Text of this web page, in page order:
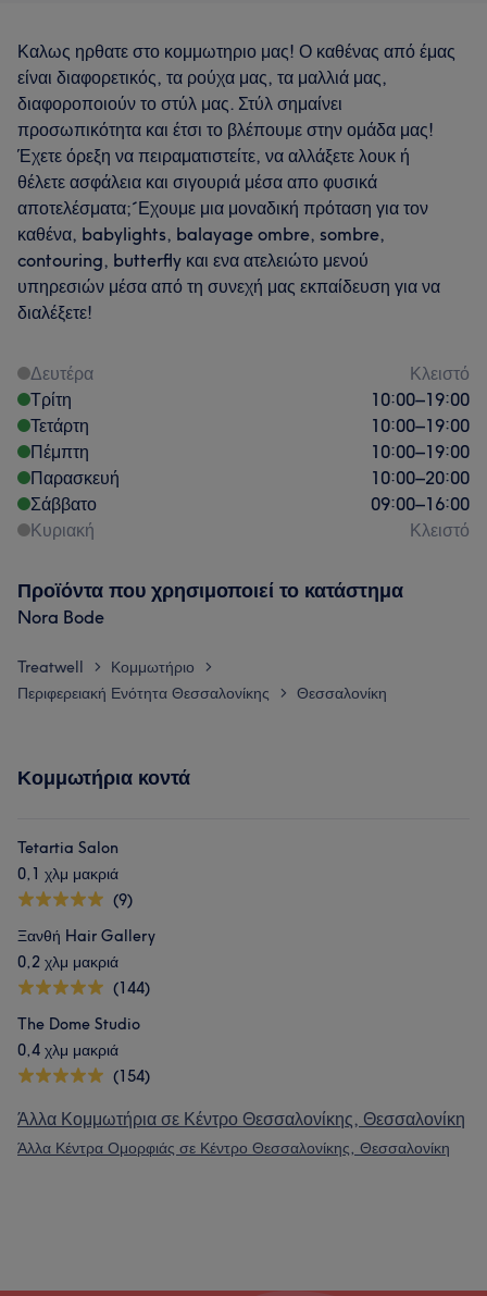
Καλως ηρθατε στο κομμωτηριο μας! Ο καθένας από έμας
είναι διαφορετικός, τα ρούχα μας, τα μαλλιά μας,
διαφοροποιούν το στύλ μας. Στύλ σημαίνει
προσωπικότητα και έτσι το βλέπουμε στην ομάδα μας!
Έχετε όρεξη να πειραματιστείτε, να αλλάξετε λουκ ή
θέλετε ασφάλεια και σιγουριά μέσα απο φυσικά
αποτελέσματα;´Εχουμε μια μοναδική πρόταση για τον
καθένα, babylights, balayage ombre, sombre,
contouring, butterfly και ενα ατελειώτο μενού
υπηρεσιών μέσα από τη συνεχή μας εκπαίδευση για να
διαλέξετε!
Δευτέρα
Κλειστό
Τρίτη
10:00–19:00
Τετάρτη
10:00–19:00
Πέμπτη
10:00–19:00
Παρασκευή
10:00–20:00
Σάββατο
09:00–16:00
Κυριακή
Κλειστό
Προϊόντα που χρησιμοποιεί το κατάστημα
Nora Bode
Treatwell > Κομμωτήριο >
Περιφερειακή Ενότητα Θεσσαλονίκης > Θεσσαλονίκη
Κομμωτήρια κοντά
Tetartia Salon
0,1 χλμ μακριά
(9)
Ξανθή Hair Gallery
0,2 χλμ μακριά
(144)
The Dome Studio
0,4 χλμ μακριά
(154)
Άλλα Κομμωτήρια σε Κέντρο Θεσσαλονίκης, Θεσσαλονίκη
Άλλα Κέντρα Ομορφιάς σε Κέντρο Θεσσαλονίκης, Θεσσαλονίκη